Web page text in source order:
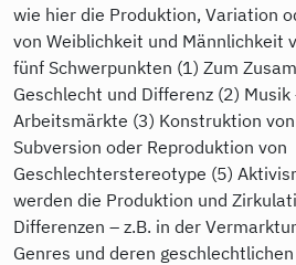
wie hier die Produktion, Variation
von Weiblichkeit und Männlichkeit
fünf Schwerpunkten (1) Zum
Geschlecht und Differenz (2) Musik
Arbeitsmärkte (3) Konstruktion
Subversion oder Reproduktion von
Geschlechterstereotype (5)
werden die Produktion und
Differenzen – z.B. in der
Genres und deren